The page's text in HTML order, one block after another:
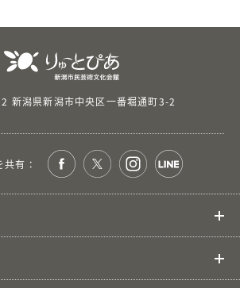
新潟県新潟市中央区一番堀通町3-2
有 ：